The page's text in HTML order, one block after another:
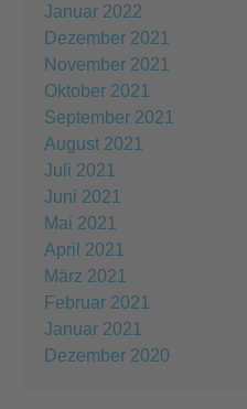
Januar 2022
Dezember 2021
November 2021
Oktober 2021
September 2021
August 2021
Juli 2021
Juni 2021
Mai 2021
April 2021
März 2021
Februar 2021
Januar 2021
Dezember 2020